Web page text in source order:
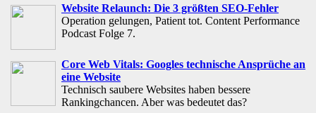
Website Relaunch: Die 3 größten SEO-Fehler
Operation gelungen, Patient tot. Content Performance
Podcast Folge 7.
Core Web Vitals: Googles technische Ansprüche an
eine Website
Technisch saubere Websites haben bessere
Rankingchancen. Aber was bedeutet das?